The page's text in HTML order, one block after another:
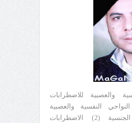
والعصبية للاضطرابات
(1) النواحي النفسية والعصبية
للاضطرابات الجنسية (2) الاضطرابات